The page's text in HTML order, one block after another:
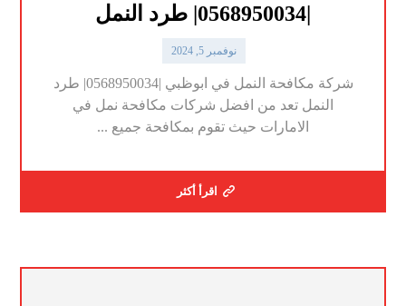
|0568950034| طرد النمل
نوفمبر 5, 2024
شركة مكافحة النمل في ابوظبي |0568950034| طرد
النمل تعد من افضل شركات مكافحة نمل في
الامارات حيث تقوم بمكافحة جميع ...
اقرأ أكثر